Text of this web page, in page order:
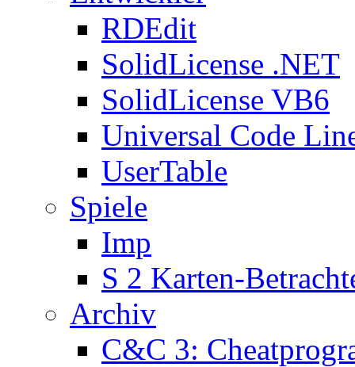
RDEdit
SolidLicense .NET
SolidLicense VB6
Universal Code
UserTable
Spiele
Imp
S 2 Karten-
Archiv
C&C 3: